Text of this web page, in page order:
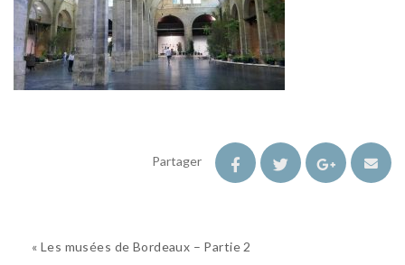
Partager
« Les musées de Bordeaux – Partie 2